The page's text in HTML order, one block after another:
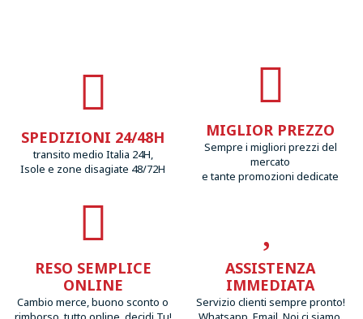
SPEDIZIONI 24/48H
transito medio Italia 24H,
Isole e zone disagiate 48/72H
MIGLIOR PREZZO
Sempre i migliori prezzi del
mercato
e tante promozioni dedicate
RESO SEMPLICE
ONLINE
Cambio merce, buono sconto o
ASSISTENZA
IMMEDIATA
Servizio clienti sempre pronto!